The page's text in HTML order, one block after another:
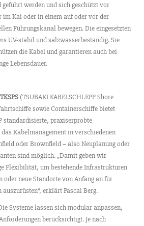
werden und sich geschützt vor
im Kai oder in einem auf oder vor der
Führungskanal bewegen. Die eingesetzten
UV-stabil und salzwasserbeständig. Sie
die Kabel und garantieren auch bei
Lebensdauer.
TKSPS (TSUBAKI KABELSCHLEPP Shore
sowie Containerschiffe bietet
standardisierte, praxiserprobte
Kabelmanagement in verschiedenen
oder Brownfield – also Neuplanung oder
sind möglich. „Damit geben wir
Flexibilität, um bestehende Infrastrukturen
oder neue Standorte von Anfang an für
erklärt Pascal Berg.
Systeme lassen sich modular anpassen,
berücksichtigt. Je nach